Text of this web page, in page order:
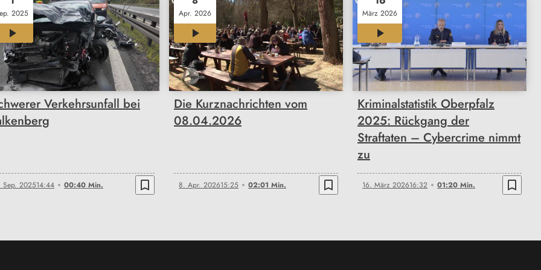
2025
00:40
Verkehrsunfall bei
Sep. 202514:44 00:40 Min. bookmark_border
Apr. 2026
02:01
Die Kurznachrichten vom
08.04.2026
8. Apr. 202615:25 02:01 Min. bookmark_border
März 2026
01:20
Kriminalstatistik Oberpfalz
2025: Rückgang der
Straftaten – Cybercrime nimmt
zu
16. März 202616:32 01:20 Min. bookmark_border